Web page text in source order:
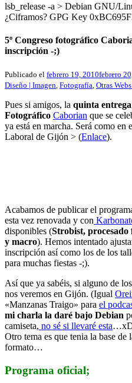
lsb_release -a > Debian GNU/
¿Ciframos? GPG Key
5º Congreso fotográfico
inscripción -;)
Publicado el febrero 19, 2010febrero
Diseño | Imagen, Fotografía, Otras
Pues si amigos, la quinta
Fotográfico Caborian que se
ya está en marcha. Será como
Laboral de Gijón > (Enlace).
Acabamos de publicar el
esta vez renovada y con
disponibles (Strobist,
y macro). Hemos intentado
inscripción así como los de los
para muchas fiestas -;).
Así que ya sabéis, si alguno de
nos veremos en Gijón. (Igual
«Manzanas Traigo» para el
mi charla la daré bajo Debian
camiseta, no sé si llevaré esta
Otro tema es que tenia la base
formato…
Programa oficial;